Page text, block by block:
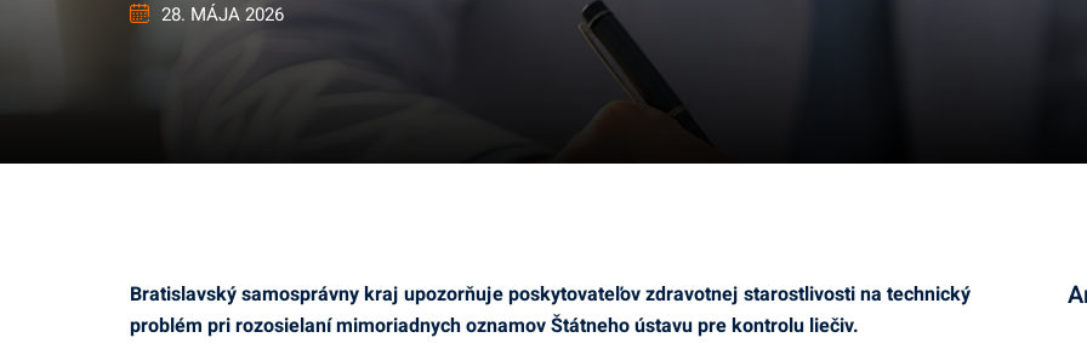
28. MÁJA 2026
Bratislavský samosprávny kraj upozorňuje poskytovateľov zdravotnej starostlivosti na technický
problém pri rozosielaní mimoriadnych oznamov Štátneho ústavu pre kontrolu liečiv.